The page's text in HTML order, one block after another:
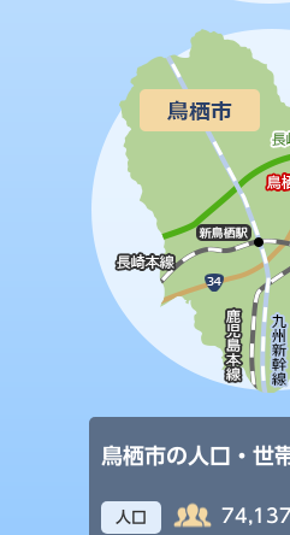
鳥栖市の人口・世
人口